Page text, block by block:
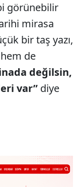
görünebilir
mirasa
bir taş yazı,
de
değilsin,
var” diye